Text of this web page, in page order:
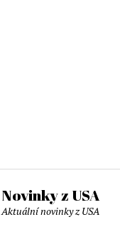
Novinky z USA
Aktuální novinky z USA